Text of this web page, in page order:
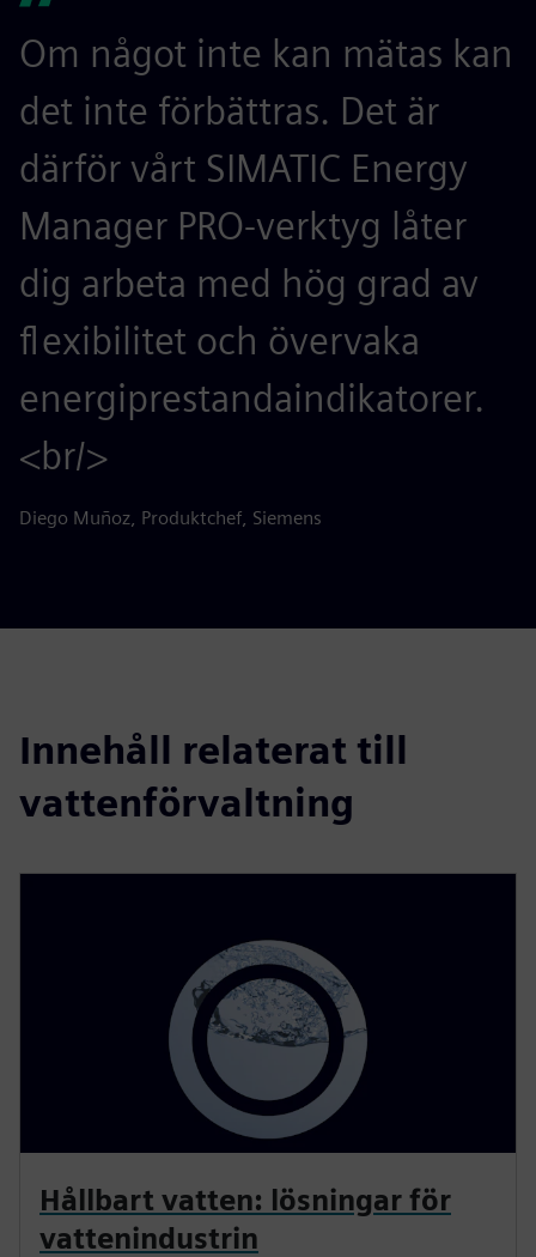
Om något inte kan mätas kan
det inte förbättras. Det är
därför vårt SIMATIC Energy
Manager PRO-verktyg låter
dig arbeta med hög grad av
flexibilitet och övervaka
energiprestandaindikatorer.
<br/>
Diego Muñoz, Produktchef, Siemens
Innehåll relaterat till
vattenförvaltning
Hållbart vatten: lösningar för
vattenindustrin